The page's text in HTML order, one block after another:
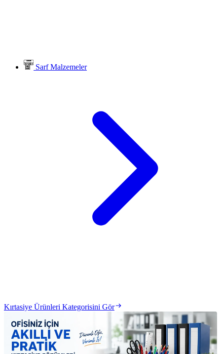
Sarf Malzemeler
Kırtasiye Ürünleri Kategorisini Gör